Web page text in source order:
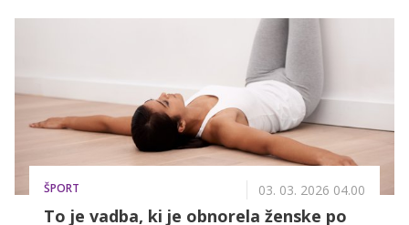
tudi tokrat poudarja, da ostaja zvest poštenemu
pristopu. Taktiziranje ga ne zanima, veliko
pomembnejša pa sta mu delo in iskren odnos med
tekmovalci, ob tem pa odkrito pove, da mu lenoba
nikoli ni bila blizu.
ŠPORT 03. 03. 2026 04.00
To je vadba, ki je obnorela ženske po